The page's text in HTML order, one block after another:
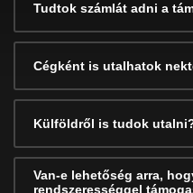
Tudtok számlát adni a
Cégként is utalhatok
Külföldről is tudok
Van-e lehetőség arra,
rendszerességgel